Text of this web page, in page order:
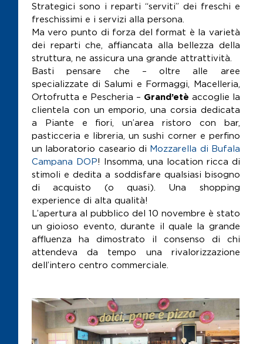
Strategici sono i reparti “serviti” dei freschi e
freschissimi e i servizi alla persona.
Ma vero punto di forza del format è la varietà
dei reparti che, affiancata alla bellezza della
struttura, ne assicura una grande attrattività.
Basti pensare che – oltre alle aree
specializzate di Salumi e Formaggi, Macelleria,
Ortofrutta e Pescheria – Grand’etè accoglie la
clientela con un emporio, una corsia dedicata
a Piante e fiori, un’area ristoro con bar,
pasticceria e libreria, un sushi corner e perfino
un laboratorio caseario di Mozzarella di Bufala
Campana DOP! Insomma, una location ricca di
stimoli e dedita a soddisfare qualsiasi bisogno
di acquisto (o quasi). Una shopping
experience di alta qualità!
L’apertura al pubblico del 10 novembre è stato
un gioioso evento, durante il quale la grande
affluenza ha dimostrato il consenso di chi
attendeva da tempo una rivalorizzazione
dell’intero centro commerciale.